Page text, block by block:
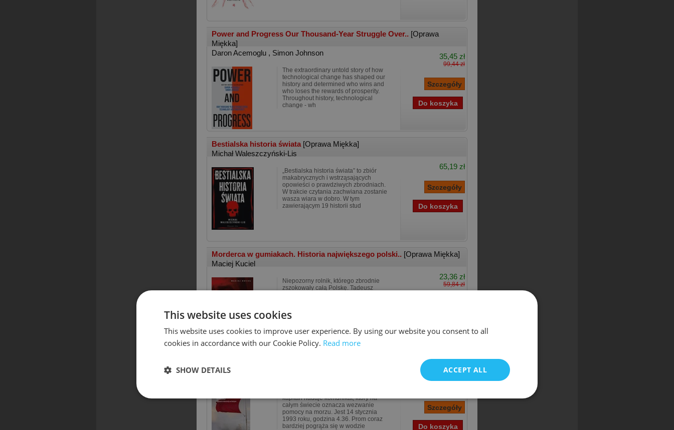
Power and Progress Our Thousand-Year Struggle Over.. [Oprawa
Miękka]
Daron Acemoglu , Simon Johnson
The extraordinary untold story of how
technological change has shaped our
history and determined who wins and
who loses the rewards of prosperity.
Throughout history, technological
change - wh
35,45 zł
99,44 zł
Bestialska historia świata [Oprawa Miękka]
Michał Waleszczyński-Lis
„Bestialska historia świata” to zbiór
makabrycznych i wstrząsających
opowieści o prawdziwych zbrodniach.
W trakcie czytania zachwiana zostanie
wasza wiara w dobro. W tym
zawierającym 19 historii stud
65,19 zł
Morderca w gumiakach. Historia największego polski.. [Oprawa Miękka]
Maciej Kuciel
Niepozorny rolnik, którego zbrodnie
zszokowały całą Polskę. Tadeusz
Nie obnosił się z
23,36 zł
59,84 zł
Adam Zadworny
kapitan nadaje komunikat, który na
całym świecie oznacza wezwanie
pomocy na morzu. Jest 14 stycznia
1993 roku, godzina 4.36. Prom coraz
bardziej pogrąża się w wodzie
This website uses cookies
This website uses cookies to improve user experience. By using our website you consent to all
cookies in accordance with our Cookie Policy. Read more
ACCEPT ALL
SHOW DETAILS